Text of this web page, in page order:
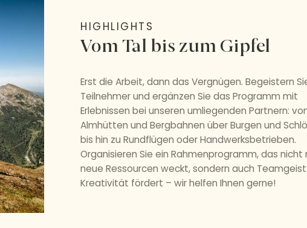
HIGHLIGHTS
Vom Tal bis zum Gipfel
Erst die Arbeit, dann das Vergnügen. Begeistern
Teilnehmer und ergänzen Sie das Programm mit
Erlebnissen bei unseren umliegenden Partnern:
Almhütten und Bergbahnen über Burgen und
bis hin zu Rundflügen oder Handwerksbetrieben.
Organisieren Sie ein Rahmenprogramm, das nicht
neue Ressourcen weckt, sondern auch
Kreativität fördert – wir helfen Ihnen gerne!